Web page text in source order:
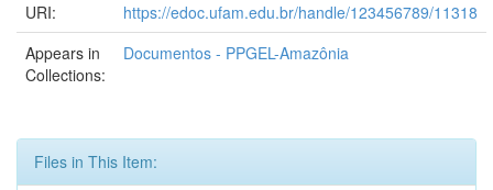
URI:
https://edoc.ufam.edu.br/handle/123456789/11318
Appears in
Collections:
Documentos - PPGEL-Amazônia
Files in This Item: